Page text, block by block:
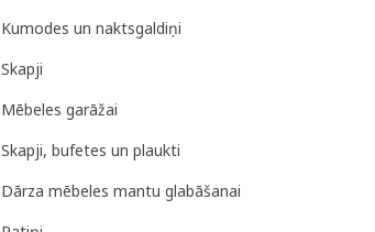
Kumodes un naktsgaldiņi
Skapji
Mēbeles garāžai
Skapji, bufetes un plaukti
Dārza mēbeles mantu glabāšanai